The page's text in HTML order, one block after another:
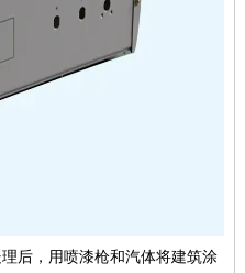
后，用喷漆枪和汽体将建筑涂